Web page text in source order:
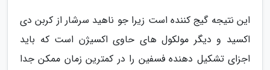
این نتیجه گیج کننده است زیرا جو ناهید سرشار از کربن دی
اکسید و دیگر مولکول های حاوی اکسیژن است که باید
اجزای تشکیل دهنده فسفین را در کمترین زمان ممکن جدا